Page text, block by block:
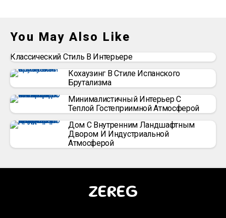
You May Also Like
Классический Стиль В Интерьере
Кохаузинг В Стиле Испанского
Брутализма
Минималистичный Интерьер С
Теплой Гостеприимной Атмосферой
Дом С Внутренним Ландшафтным
Двором И Индустриальной
Атмосферой
ZEREG